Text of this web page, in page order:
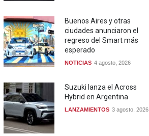
Buenos Aires y otras
ciudades anunciaron el
regreso del Smart más
esperado
NOTICIAS 4 agosto, 2026
Suzuki lanza el Across
Hybrid en Argentina
LANZAMIENTOS 3 agosto, 2026